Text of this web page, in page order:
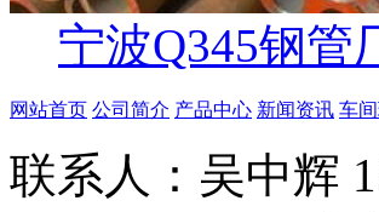
宁波Q345钢管
网站首页 公司简介 产品中心 新闻资讯 车
联系人：吴中辉